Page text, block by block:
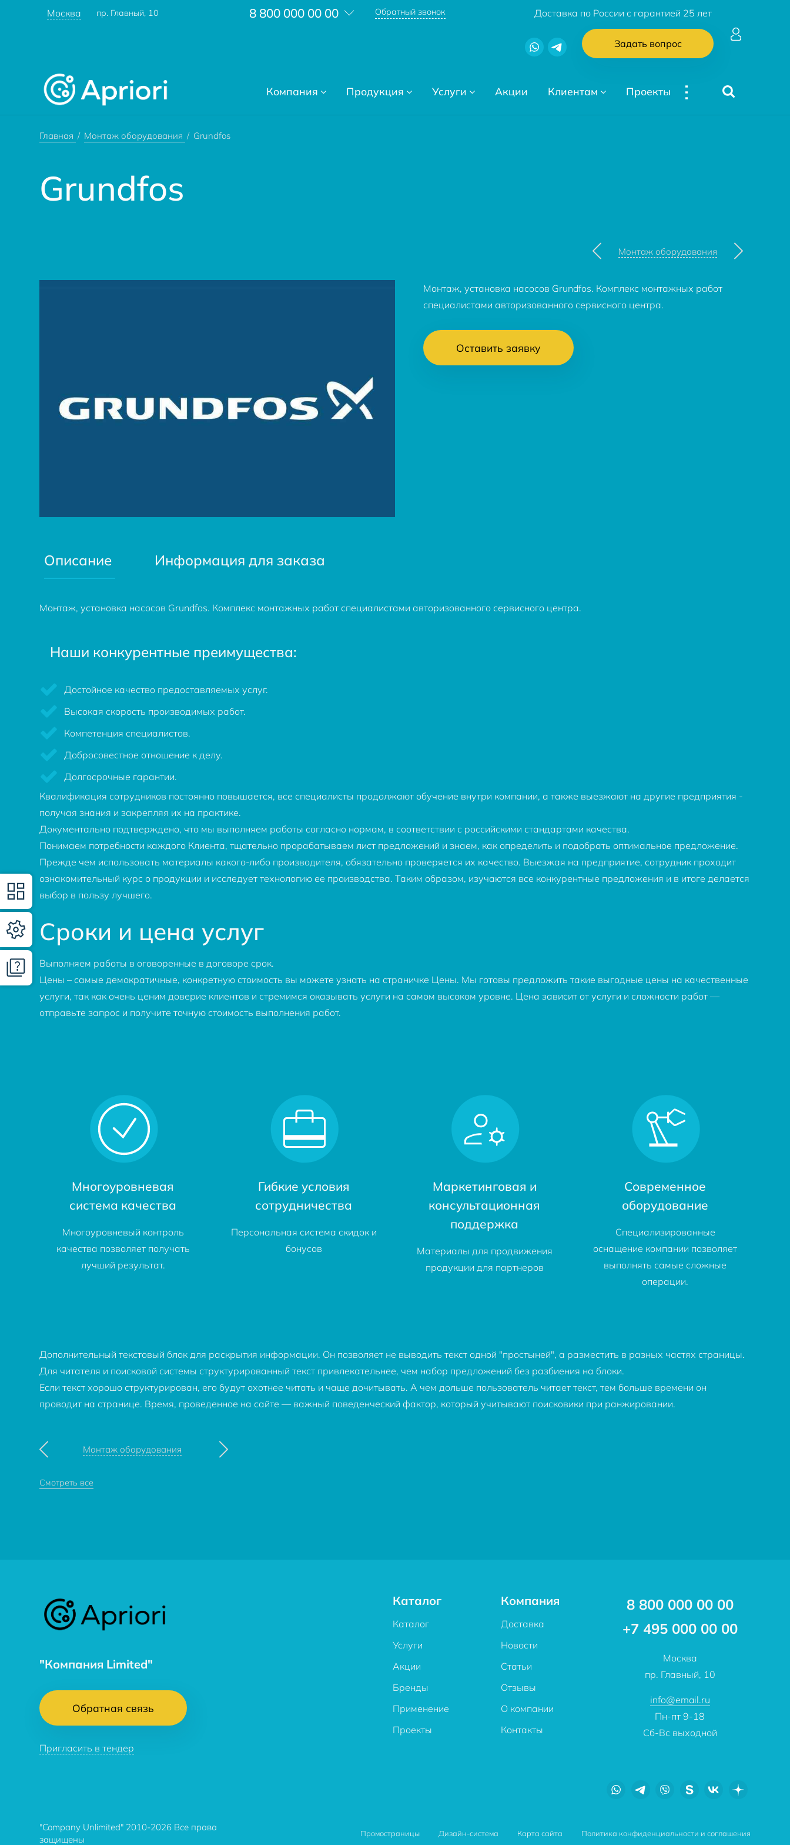
Москва пр. Главный, 10 8 800 000 00 00 Обратный звонок Доставка по России с гарантией 25 лет
Задать вопрос
Компания Продукция Услуги Акции Клиентам Проекты ...
Главная Монтаж оборудования Grundfos
Grundfos
Монтаж оборудования
Монтаж, установка насосов Grundfos. Комплекс монтажных работ
специалистами авторизованного сервисного центра.
Оставить заявку
Описание Информация для заказа
Монтаж, установка насосов Grundfos. Комплекс монтажных работ специалистами авторизованного сервисного центра.
Наши конкурентные преимущества:
Достойное качество предоставляемых услуг.
Высокая скорость производимых работ.
Компетенция специалистов.
Добросовестное отношение к делу.
Долгосрочные гарантии.
Квалификация сотрудников постоянно повышается, все специалисты продолжают обучение внутри компании, а также выезжают на другие предприятия -
получая знания и закрепляя их на практике.
Документально подтверждено, что мы выполняем работы согласно нормам, в соответствии с российскими стандартами качества.
Понимаем потребности каждого Клиента, тщательно прорабатываем лист предложений и знаем, как определить и подобрать оптимальное предложение.
Прежде чем использовать материалы какого-либо производителя, обязательно проверяется их качество. Выезжая на предприятие, сотрудник проходит
ознакомительный курс о продукции и исследует технологию ее производства. Таким образом, изучаются все конкурентные предложения и в итоге делается
выбор в пользу лучшего.
Сроки и цена услуг
Выполняем работы в оговоренные в договоре срок.
Цены – самые демократичные, конкретную стоимость вы можете узнать на страничке Цены. Мы готовы предложить такие выгодные цены на качественные
услуги, так как очень ценим доверие клиентов и стремимся оказывать услуги на самом высоком уровне. Цена зависит от услуги и сложности работ —
отправьте запрос и получите точную стоимость выполнения работ.
Многоуровневая
система качества
Многоуровневый контроль
качества позволяет получать
лучший результат.
Гибкие условия
сотрудничества
Персональная система скидок и
бонусов
Маркетинговая и
консультационная
поддержка
Материалы для продвижения
продукции для партнеров
Современное
оборудование
Специализированные
оснащение компании позволяет
выполнять самые сложные
операции.
Дополнительный текстовый блок для раскрытия информации. Он позволяет не выводить текст одной "простыней", а разместить в разных частях страницы.
Для читателя и поисковой системы структурированный текст привлекательнее, чем набор предложений без разбиения на блоки.
Если текст хорошо структурирован, его будут охотнее читать и чаще дочитывать. А чем дольше пользователь читает текст, тем больше времени он
проводит на странице. Время, проведенное на сайте — важный поведенческий фактор, который учитывают поисковики при ранжировании.
Монтаж оборудования
Смотреть все
"Компания Limited"
Обратная связь
Пригласить в тендер
Каталог
Каталог
Услуги
Акции
Бренды
Применение
Проекты
Компания
Доставка
Новости
Статьи
Отзывы
О компании
Контакты
8 800 000 00 00
+7 495 000 00 00
Москва
пр. Главный, 10
info@email.ru
Пн-пт 9-18
Сб-Вс выходной
"Company Unlimited" 2010-2026 Все права
защищены
Промостраницы Дизайн-система Карта сайта Политика конфиденциальности и соглашения